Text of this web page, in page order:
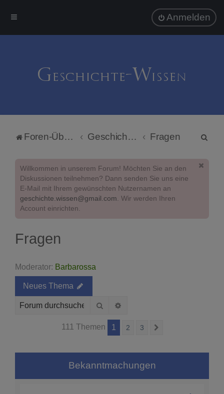
Anmelden
Foren-Übersicht Geschichte-Wissen Fragen
Willkommen in unserem Forum! Möchten Sie an den
Diskussionen teilnehmen? Dann senden Sie uns eine
E-Mail mit Ihrem gewünschten Nutzernamen an
geschichte.wissen@gmail.com. Wir werden Ihren
Account einrichten.
Fragen
Moderator: Barbarossa
Neues Thema
Suche
111 Themen 1 2 3
Bekanntmachungen